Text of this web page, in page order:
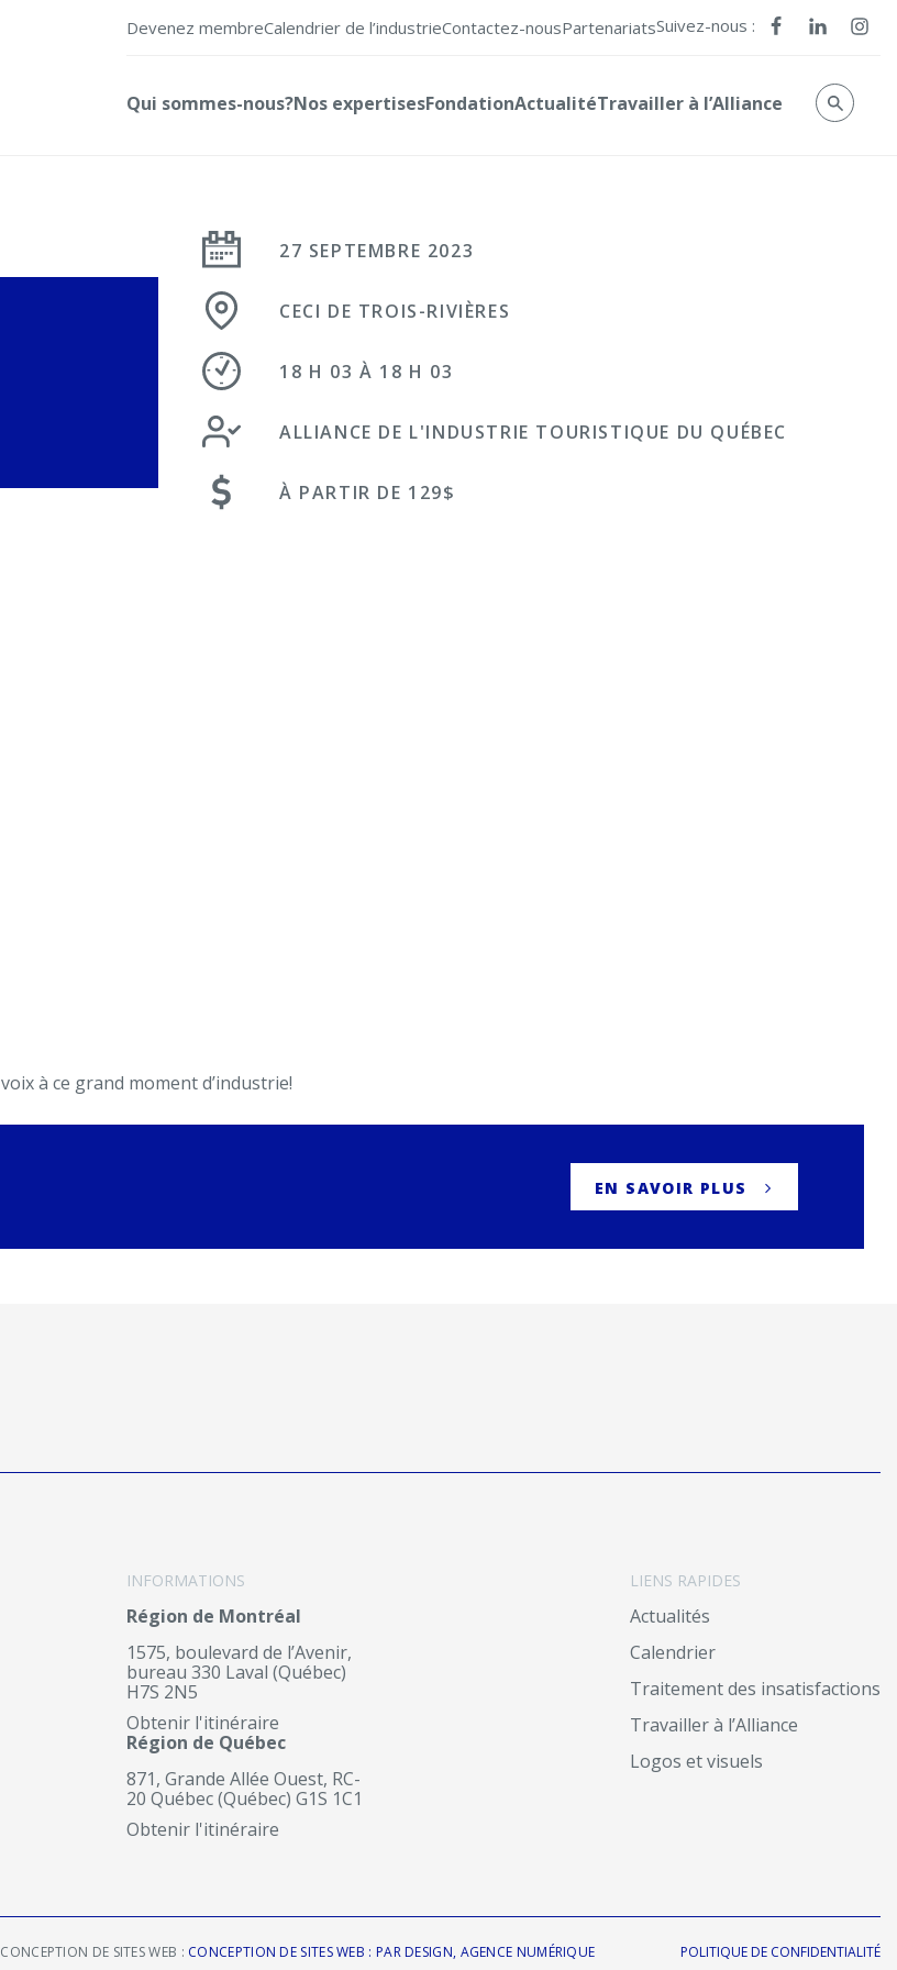
Devenez membreCalendrier de l’industrieContactez-nousPartenariatsSuivez-nous :
Qui sommes-nous?Nos expertisesFondationActualitéTravailler à l’Alliance
27 SEPTEMBRE 2023
CECI DE TROIS-RIVIÈRES
18 H 03 À 18 H 03
ALLIANCE DE L'INDUSTRIE TOURISTIQUE DU QUÉBEC
À PARTIR DE 129$
voix à ce grand moment d’industrie!
EN SAVOIR PLUS
INFORMATIONS
Région de Montréal
1575, boulevard de l’Avenir,
bureau 330 Laval (Québec)
H7S 2N5
Obtenir l'itinéraire
Région de Québec
871, Grande Allée Ouest, RC-
20 Québec (Québec) G1S 1C1
Obtenir l'itinéraire
LIENS RAPIDES
Actualités
Calendrier
Traitement des insatisfactions
Travailler à l’Alliance
Logos et visuels
CONCEPTION DE SITES WEB : CONCEPTION DE SITES WEB : PAR DESIGN, AGENCE NUMÉRIQUE POLITIQUE DE CONFIDENTIALITÉ